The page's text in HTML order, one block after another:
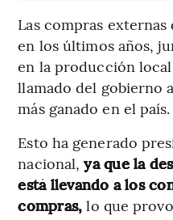
Las compras
en los últimos años,
en la producción
llamado del gobierno
más ganado en el país.
Esto ha generado
nacional,ya que la
está llevando a los
compras, lo que